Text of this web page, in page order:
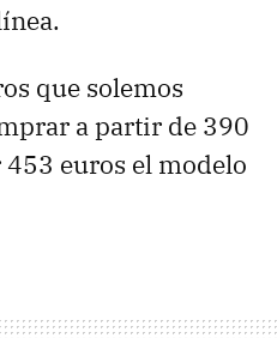
que solemos
a partir de 390
euros el modelo